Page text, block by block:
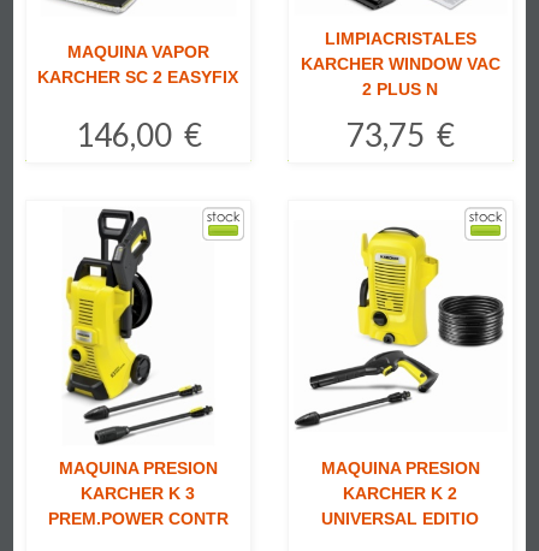
MAQUINA VAPOR
KARCHER SC 2 EASYFIX
146,00 €
LIMPIACRISTALES
KARCHER WINDOW VAC
2 PLUS N
73,75 €
MAQUINA PRESION
KARCHER K 3
PREM.POWER CONTR
MAQUINA PRESION
KARCHER K 2
UNIVERSAL EDITIO